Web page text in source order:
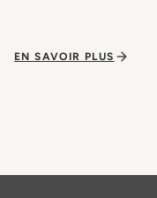
EN SAVOIR PLUS